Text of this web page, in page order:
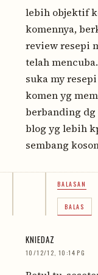
lebih objektif
komennya,
review resepi
telah
suka my
komen yg
berbanding
blog yg lebih
sembang
BALASAN
BALAS
KNIEDAZ
10/12/12, 10:14 PG